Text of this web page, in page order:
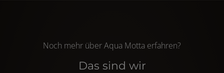
Noch mehr über Aqua Motta erfahren?
Das sind wir